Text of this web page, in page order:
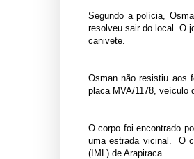
Segundo a polícia,
resolveu sair do local. O
canivete.
Osman não resistiu aos
placa MVA/1178, veículo
O corpo foi encontrado
uma estrada vicinal. O
(IML) de Arapiraca.